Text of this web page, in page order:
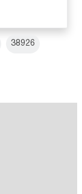
38926